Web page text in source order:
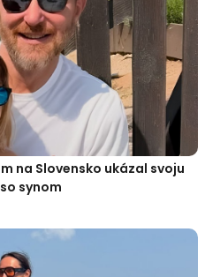
na Slovensko ukázal svoju
synom